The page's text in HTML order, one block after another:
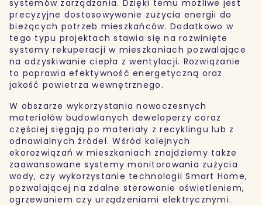
systemów zarządzania. Dzięki temu możliwe jest
precyzyjne dostosowywanie zużycia energii do
bieżących potrzeb mieszkańców. Dodatkowo w
tego typu projektach stawia się na rozwinięte
systemy rekuperacji w mieszkaniach pozwalające
na odzyskiwanie ciepła z wentylacji. Rozwiązanie
to poprawia efektywność energetyczną oraz
jakość powietrza wewnętrznego.
W obszarze wykorzystania nowoczesnych
materiałów budowlanych deweloperzy coraz
częściej sięgają po materiały z recyklingu lub z
odnawialnych źródeł. Wśród kolejnych
ekorozwiązań w mieszkaniach znajdziemy także
zaawansowane systemy monitorowania zużycia
wody, czy wykorzystanie technologii Smart Home,
pozwalającej na zdalne sterowanie oświetleniem,
ogrzewaniem czy urządzeniami elektrycznymi.